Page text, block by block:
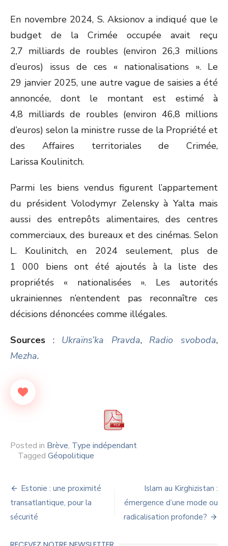
En novembre 2024, S. Aksionov a indiqué que le
budget de la Crimée occupée avait reçu
2,7 milliards de roubles (environ 26,3 millions
d’euros) issus de ces « nationalisations ». Le
29 janvier 2025, une autre vague de saisies a été
annoncée, dont le montant est estimé à
4,8 milliards de roubles (environ 46,8 millions
d’euros) selon la ministre russe de la Propriété et
des Affaires territoriales de Crimée,
Larissa Koulinitch.
Parmi les biens vendus figurent l’appartement
du président Volodymyr Zelensky à Yalta mais
aussi des entrepôts alimentaires, des centres
commerciaux, des bureaux et des cinémas. Selon
L. Koulinitch, en 2024 seulement, plus de
1 000 biens ont été ajoutés à la liste des
propriétés « nationalisées ». Les autorités
ukrainiennes n’entendent pas reconnaître ces
décisions dénoncées comme illégales.
Sources : Ukraïns’ka Pravda, Radio svoboda,
Mezha.
Posted in Brève, Type indépendant
Tagged Géopolitique
Navigation
de
l’article
Estonie : une proximité
transatlantique, pour la
sécurité
Islam au Kirghizistan :
émergence d’une mode ou
radicalisation profonde?